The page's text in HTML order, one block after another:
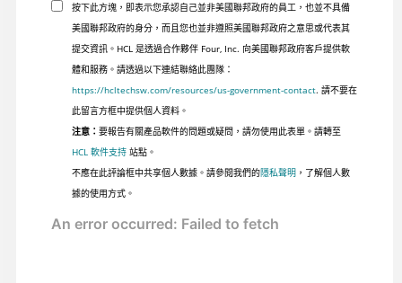
按下此方塊，即表示您承認自己並非美國聯邦政府的員工，也並不具備
美國聯邦政府的身分，而且您也並非遵照美國聯邦政府之意思或代表其
提交資訊。HCL 是透過合作夥伴 Four, Inc. 向美國聯邦政府客戶提供軟
體和服務。請透過以下連結聯絡此團隊：
https://hcltechsw.com/resources/us-government-contact. 請不要在
此留言方框中提供個人資料。
注意： 要報告有關產品軟件的問題或疑問，請勿使用此表單。請轉至
HCL 軟件支持站點。
不應在此評論框中共享個人數據。請參閱我們的隱私聲明 ，了解個人數
據的使用方式。